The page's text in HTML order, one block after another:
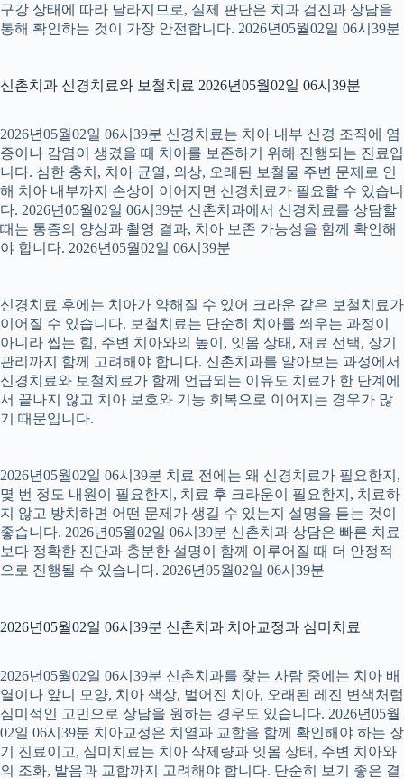
구강 상태에 따라 달라지므로, 실제 판단은 치과 검진과 상담을
통해 확인하는 것이 가장 안전합니다. 2026년05월02일 06시39분
신촌치과 신경치료와 보철치료 2026년05월02일 06시39분
2026년05월02일 06시39분 신경치료는 치아 내부 신경 조직에 염
증이나 감염이 생겼을 때 치아를 보존하기 위해 진행되는 진료입
니다. 심한 충치, 치아 균열, 외상, 오래된 보철물 주변 문제로 인
해 치아 내부까지 손상이 이어지면 신경치료가 필요할 수 있습니
다. 2026년05월02일 06시39분 신촌치과에서 신경치료를 상담할
때는 통증의 양상과 촬영 결과, 치아 보존 가능성을 함께 확인해
야 합니다. 2026년05월02일 06시39분
신경치료 후에는 치아가 약해질 수 있어 크라운 같은 보철치료가
이어질 수 있습니다. 보철치료는 단순히 치아를 씌우는 과정이
아니라 씹는 힘, 주변 치아와의 높이, 잇몸 상태, 재료 선택, 장기
관리까지 함께 고려해야 합니다. 신촌치과를 알아보는 과정에서
신경치료와 보철치료가 함께 언급되는 이유도 치료가 한 단계에
서 끝나지 않고 치아 보호와 기능 회복으로 이어지는 경우가 많
기 때문입니다.
2026년05월02일 06시39분 치료 전에는 왜 신경치료가 필요한지,
몇 번 정도 내원이 필요한지, 치료 후 크라운이 필요한지, 치료하
지 않고 방치하면 어떤 문제가 생길 수 있는지 설명을 듣는 것이
좋습니다. 2026년05월02일 06시39분 신촌치과 상담은 빠른 치료
보다 정확한 진단과 충분한 설명이 함께 이루어질 때 더 안정적
으로 진행될 수 있습니다. 2026년05월02일 06시39분
2026년05월02일 06시39분 신촌치과 치아교정과 심미치료
2026년05월02일 06시39분 신촌치과를 찾는 사람 중에는 치아 배
열이나 앞니 모양, 치아 색상, 벌어진 치아, 오래된 레진 변색처럼
심미적인 고민으로 상담을 원하는 경우도 있습니다. 2026년05월
02일 06시39분 치아교정은 치열과 교합을 함께 확인해야 하는 장
기 진료이고, 심미치료는 치아 삭제량과 잇몸 상태, 주변 치아와
의 조화, 발음과 교합까지 고려해야 합니다. 단순히 보기 좋은 결